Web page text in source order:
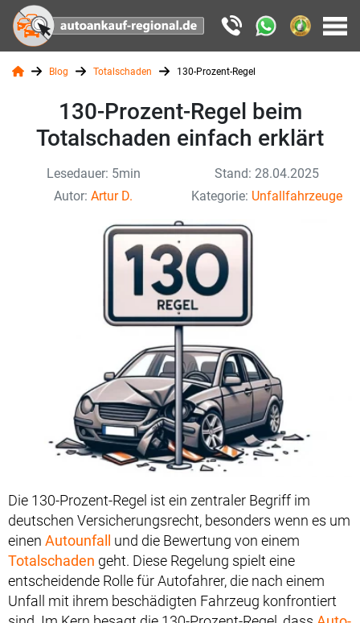
Blog Totalschaden 130-Prozent-Regel
130-Prozent-Regel beim
Totalschaden einfach erklärt
Lesedauer: 5min
Stand: 28.04.2025
Autor: Artur D. Kategorie: Unfallfahrzeuge
Die 130-Prozent-Regel ist ein zentraler Begriff im
deutschen Versicherungsrecht, besonders wenn es um
einen Autounfall
und die Bewertung von einem
Totalschaden geht. Diese Regelung spielt eine
entscheidende Rolle für Autofahrer, die nach einem
Unfall mit ihrem beschädigten Fahrzeug konfrontiert